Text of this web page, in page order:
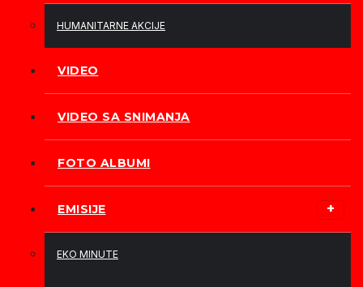
HUMANITARNE AKCIJE
VIDEO
VIDEO SA SNIMANJA
FOTO ALBUMI
EMISIJE
EKO MINUTE